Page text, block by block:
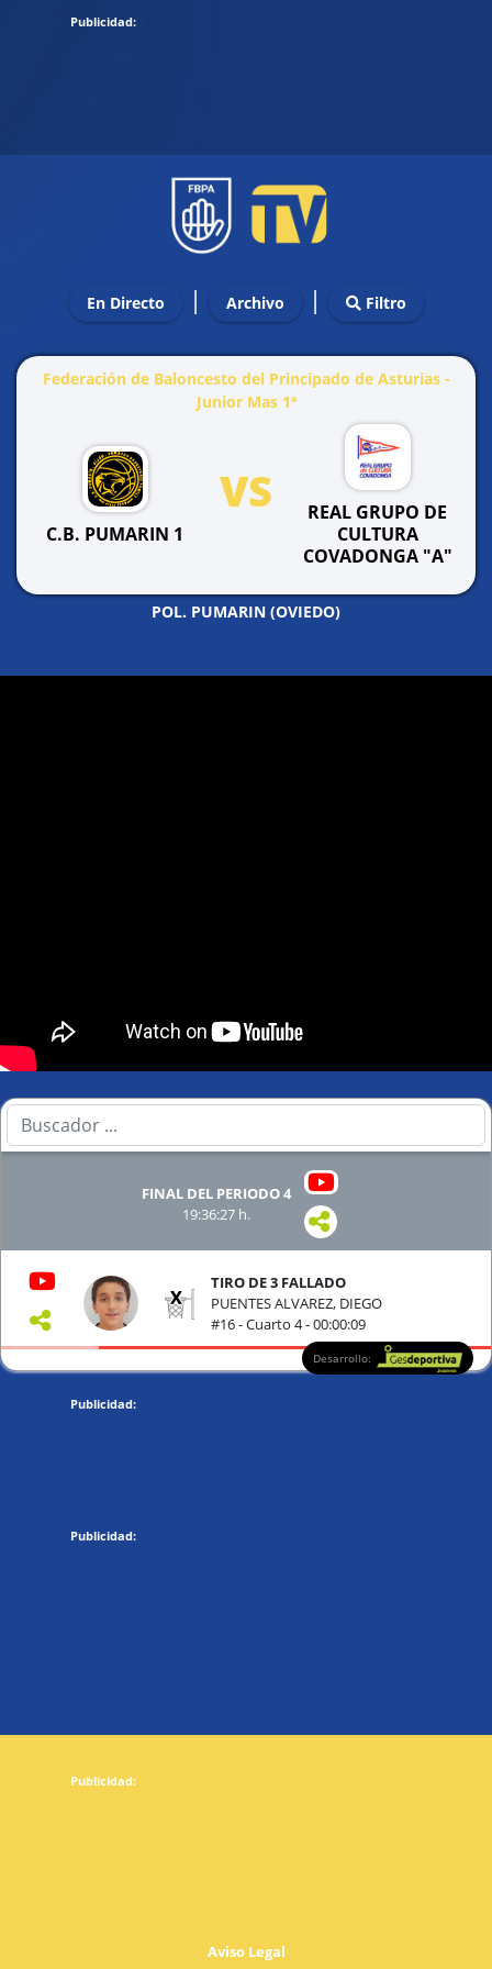
En Directo | Archivo | Filtro
Federación de Baloncesto del Principado de Asturias -
Junior Mas 1ª
C.B. PUMARIN 1
VS
REAL GRUPO DE
CULTURA
COVADONGA "A"
POL. PUMARIN (OVIEDO)
Aviso Legal